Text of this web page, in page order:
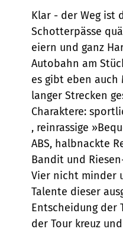
Klar - der Weg ist
Schotterpässe
eiern und ganz
Autobahn am
es gibt eben
langer Strecken
Charaktere:
, reinrassige
ABS, halbnackte
Bandit und
Vier nicht minder
Talente dieser
Entscheidung der
der Tour kreuz